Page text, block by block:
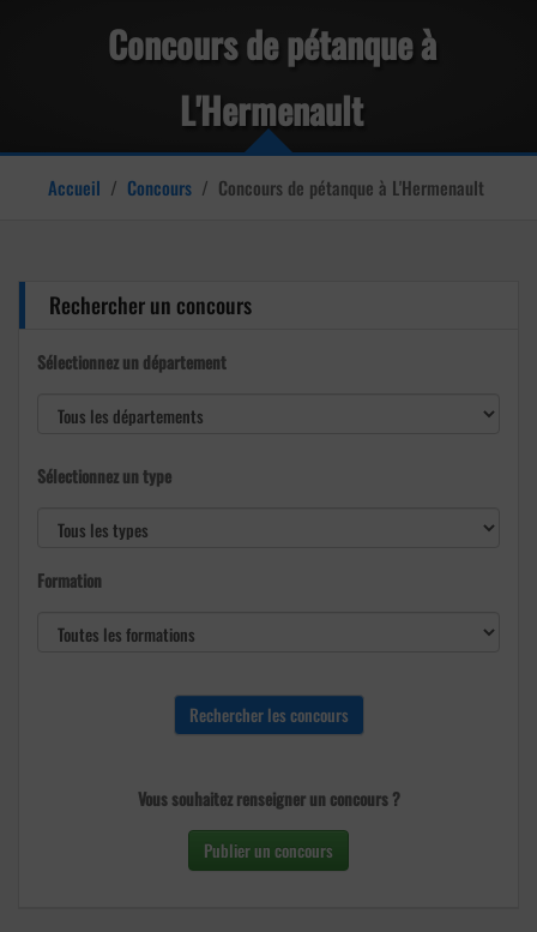
Concours de pétanque à
L'Hermenault
Accueil / Concours / Concours de pétanque à L'Hermenault
Rechercher un concours
Sélectionnez un département
Sélectionnez un type
Formation
Vous souhaitez renseigner un concours ?
Publier un concours